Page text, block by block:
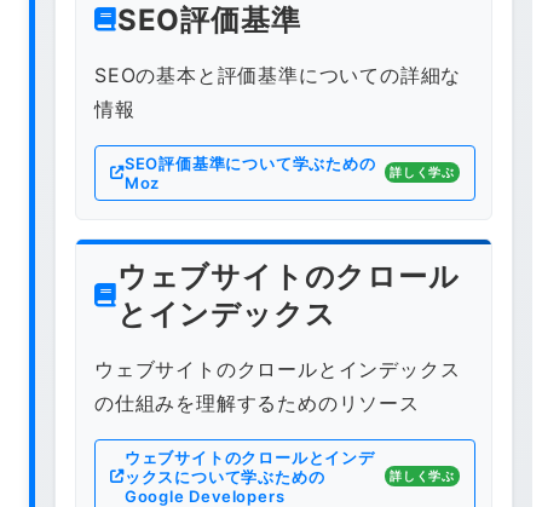
SEO評価基準
SEOの基本と評価基準についての詳細な
情報
SEO評価基準について学ぶための
Moz
詳しく学ぶ
ウェブサイトのクロール
とインデックス
ウェブサイトのクロールとインデックス
の仕組みを理解するためのリソース
ウェブサイトのクロールとインデ
ックスについて学ぶための
Google Developers
詳しく学ぶ